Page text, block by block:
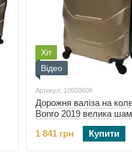
Хіт
Відео
Артикул: 10500608
Дорожня валіза на
Bonro 2019 велика
1 841 грн
Купити